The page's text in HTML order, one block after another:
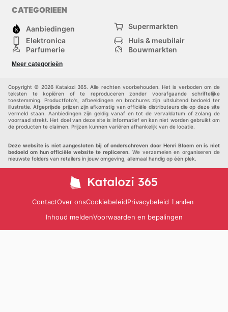
CATEGORIEEN
Aanbiedingen
Supermarkten
Elektronica
Huis & meubilair
Parfumerie
Bouwmarkten
Kinderen
Meer categorieën
Copyright © 2026 Katalozi 365. Alle rechten voorbehouden. Het is verboden om de
teksten te kopiëren of te reproduceren zonder voorafgaande schriftelijke
toestemming. Productfoto's, afbeeldingen en brochures zijn uitsluitend bedoeld ter
illustratie. Afgeprijsde prijzen zijn afkomstig van officiële distributeurs die op deze site
vermeld staan. Aanbiedingen zijn geldig vanaf en tot de vervaldatum of zolang de
voorraad strekt. Het doel van deze site is informatief en kan niet worden gebruikt om
de producten te claimen. Prijzen kunnen variëren afhankelijk van de locatie.
Deze website is niet aangesloten bij of onderschreven door Henri Bloem en is niet
bedoeld om hun officiële website te repliceren. We verzamelen en organiseren de
nieuwste folders van retailers in jouw omgeving, allemaal handig op één plek.
ContactOver onsCookiebeleidPrivacybeleid Landen
Inhoud meldenVoorwaarden en bepalingen